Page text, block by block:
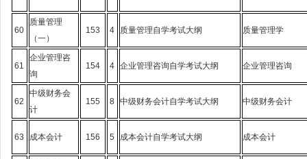
60
质量管理
（一）
153 4 质量管理自学考试大纲 质量管理学
61
企业管理咨
询
154 4 企业管理咨询自学考试大纲 企业管理咨询
62
中级财务会
计
155 8 中级财务会计自学考试大纲 中级财务会计
63 成本会计 156 5 成本会计自学考试大纲 成本会计